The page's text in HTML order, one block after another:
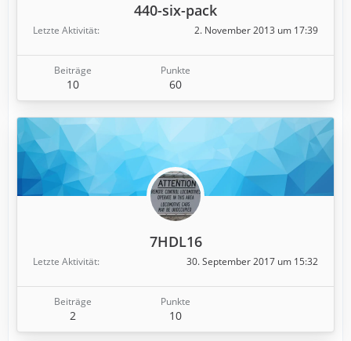
440-six-pack
Letzte Aktivität 2. November 2013 um 17:39
Beiträge
10
Punkte
60
7HDL16
Letzte Aktivität 30. September 2017 um 15:32
Beiträge
2
Punkte
10